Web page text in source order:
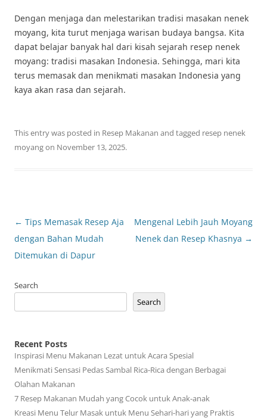
Dengan menjaga dan melestarikan tradisi masakan nenek
moyang, kita turut menjaga warisan budaya bangsa. Kita
dapat belajar banyak hal dari kisah sejarah resep nenek
moyang: tradisi masakan Indonesia. Sehingga, mari kita
terus memasak dan menikmati masakan Indonesia yang
kaya akan rasa dan sejarah.
This entry was posted in Resep Makanan and tagged resep nenek
moyangon November 13, 2025.
Post
navigation
← Tips Memasak Resep Aja
dengan Bahan Mudah
Ditemukan di Dapur
Mengenal Lebih Jauh Moyang
Nenek dan Resep Khasnya →
Search
Search
Recent Posts
Inspirasi Menu Makanan Lezat untuk Acara Spesial
Menikmati Sensasi Pedas Sambal Rica-Rica dengan Berbagai
Olahan Makanan
7 Resep Makanan Mudah yang Cocok untuk Anak-anak
Kreasi Menu Telur Masak untuk Menu Sehari-hari yang Praktis